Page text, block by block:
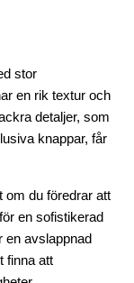
stor
en rik textur och
detaljer, som
knappar, får
om du föredrar att
en sofistikerad
en avslappnad
finna att